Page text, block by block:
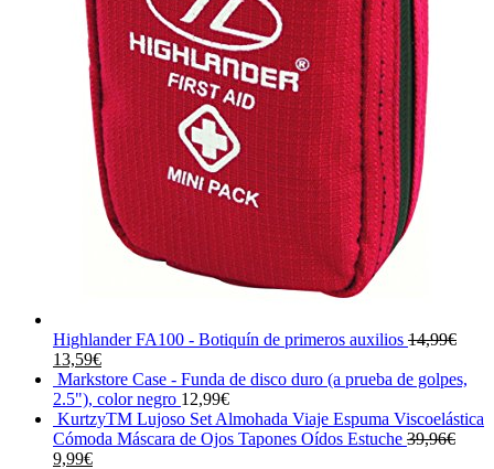
Highlander FA100 - Botiquín de primeros auxilios 14,99€
El
precio
original
era:
14,99€.
13,59€El
precio
actual
es:
13,59€.
Markstore Case - Funda de disco duro (a prueba de golpes,
2.5"), color negro 12,99€
KurtzyTM Lujoso Set Almohada Viaje Espuma Viscoelástica
Cómoda Máscara de Ojos Tapones Oídos Estuche 39,96€
El
9,99€El